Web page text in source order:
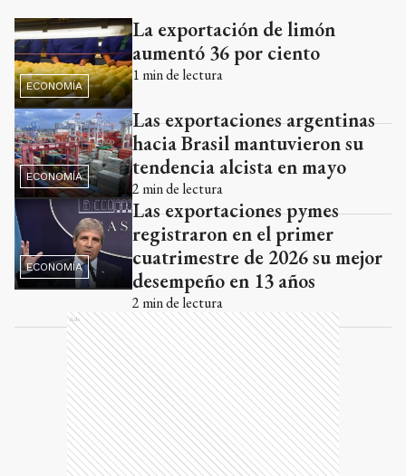
ECONOMÍA
La exportación de limón
aumentó 36 por ciento
1 min de lectura
ECONOMÍA
Las exportaciones argentinas
hacia Brasil mantuvieron su
tendencia alcista en mayo
2 min de lectura
ECONOMÍA
Las exportaciones pymes
registraron en el primer
cuatrimestre de 2026 su mejor
desempeño en 13 años
2 min de lectura
Ads